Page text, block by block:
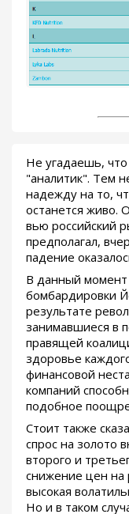
Не угадаешь,
"аналитик". Тем
надежду на то,
останется живо.
вью российский
предполагал,
падение
В данный момент
бомбардировки
результате
занимавшиеся в
правящей
здоровье
финансовой
компаний
подобное
Стоит также
спрос на золото
второго и
снижение цен на
высокая
Но и в таком